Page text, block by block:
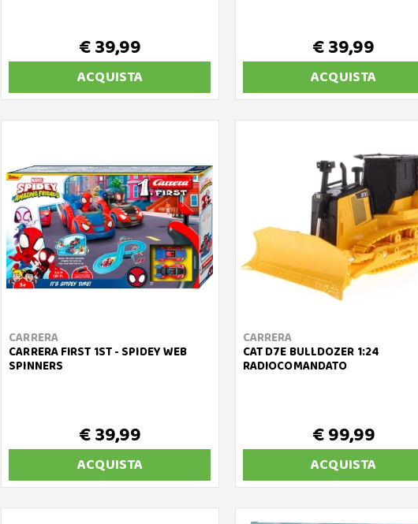
€ 39,99
ACQUISTA
€ 39,99
ACQUISTA
CARRERA
CARRERA FIRST 1ST - SPIDEY WEB
SPINNERS
€ 39,99
ACQUISTA
CARRERA
CAT D7E BULLDOZER 1:24
RADIOCOMANDATO
€ 99,99
ACQUISTA